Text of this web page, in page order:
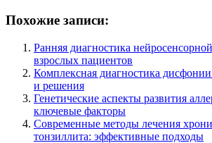
Похожие записи:
Ранняя диагностика
взрослых пациентов
Комплексная диагностика
и решения
Генетические аспекты развития
ключевые факторы
Современные методы лечения
тонзиллита: эффективные подходы